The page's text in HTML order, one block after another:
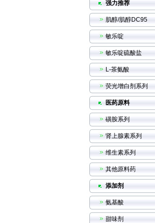
强力推荐
肌醇/肌醇DC95
敏乐啶
敏乐啶硫酸盐
L-茶氨酸
荧光增白剂系列
医药原料
磺胺系列
肾上腺素系列
维生素系列
其他原料药
添加剂
氨基酸
甜味剂